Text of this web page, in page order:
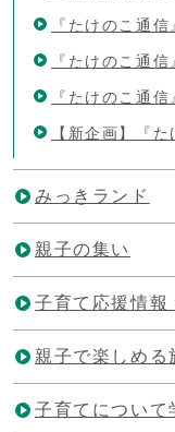
『たけのこ通信
『たけのこ通信
『たけのこ通信
【新企画】『
みっきランド
親子の集い
子育て応援情報
親子で楽しめる
子育てについて